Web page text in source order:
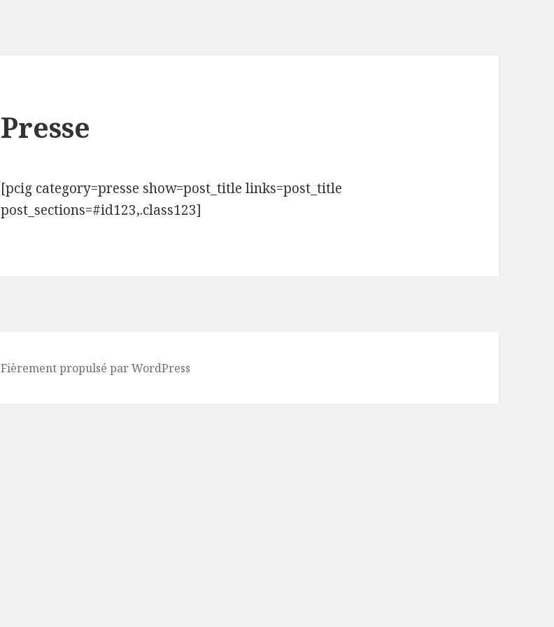
Presse
[pcig category=presse show=post_title links=post_title
post_sections=#id123,.class123]
Fièrement propulsé par WordPress